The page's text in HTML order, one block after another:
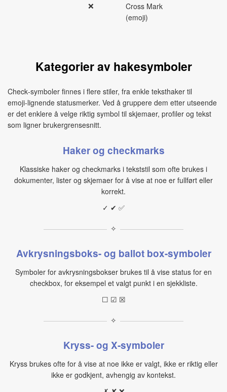
❌
Cross Mark
(emoji)
Kategorier av hakesymboler
Check‑symboler finnes i flere stiler, fra enkle teksthaker til
emoji‑lignende statusmerker. Ved å gruppere dem etter utseende
er det enklere å velge riktig symbol til skjemaer, profiler og tekst
som ligner brukergrensesnitt.
Haker og checkmarks
Klassiske haker og checkmarks i tekststil som ofte brukes i
dokumenter, lister og skjemaer for å vise at noe er fullført eller
korrekt.
✓ ✔ ✅
✧
Avkrysningsboks- og ballot box-symboler
Symboler for avkrysningsbokser brukes til å vise status for en
checkbox, for eksempel et valgt punkt i en sjekkliste.
☐ ☑ ☒
✧
Kryss- og X‑symboler
Kryss brukes ofte for å vise at noe ikke er valgt, ikke er riktig eller
ikke er godkjent, avhengig av kontekst.